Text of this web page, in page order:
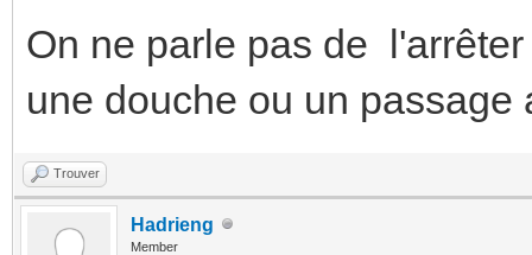
On ne parle pas de
une douche ou un passage
Trouver
Hadrieng
Member